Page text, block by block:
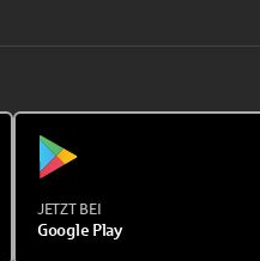
JETZT BEI
Google Play